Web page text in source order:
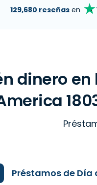
129,680 reseñasen
dinero
Préstamos de Día